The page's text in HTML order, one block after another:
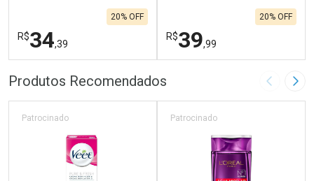
R$34,39
20% OFF
FECHAR
Laboratório
FECHAR
Por Menos
R$39,99
20% OFF
Laboratório
Por Menos
Produtos Recomendados Imagem
Patrocinado Patrocinado